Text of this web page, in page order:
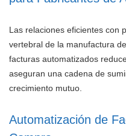
Las relaciones eficientes con
vertebral de la manufactura
facturas automatizados
aseguran una cadena de
crecimiento mutuo.
Automatización de